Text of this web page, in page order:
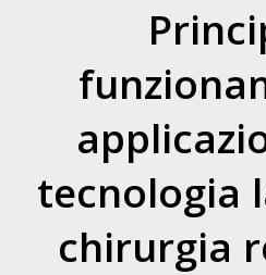
tecnologia
chirurgia